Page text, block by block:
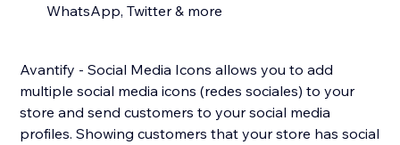
WhatsApp, Twitter & more
Avantify - Social Media Icons allows you to add
multiple social media icons (redes sociales) to your
store and send customers to your social media
profiles. Showing customers that your store has social